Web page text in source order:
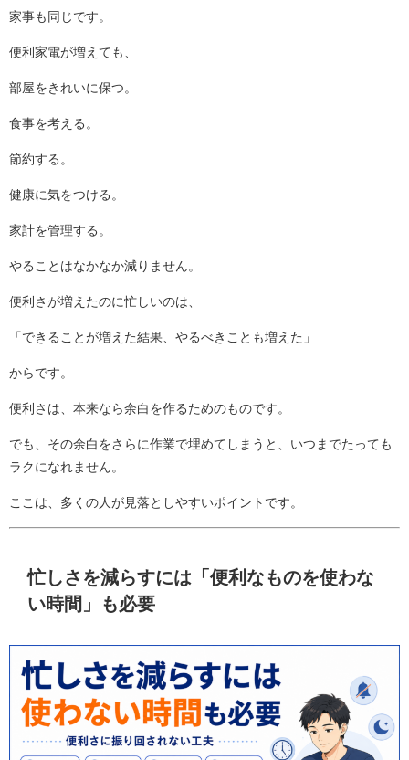
家事も同じです。
便利家電が増えても、
部屋をきれいに保つ。
食事を考える。
節約する。
健康に気をつける。
家計を管理する。
やることはなかなか減りません。
便利さが増えたのに忙しいのは、
「できることが増えた結果、やるべきことも増えた」
からです。
便利さは、本来なら余白を作るためのものです。
でも、その余白をさらに作業で埋めてしまうと、いつまでたっても
ラクになれません。
ここは、多くの人が見落としやすいポイントです。
忙しさを減らすには「便利なものを使わな
い時間」も必要